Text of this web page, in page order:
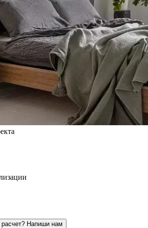
Напиши нам